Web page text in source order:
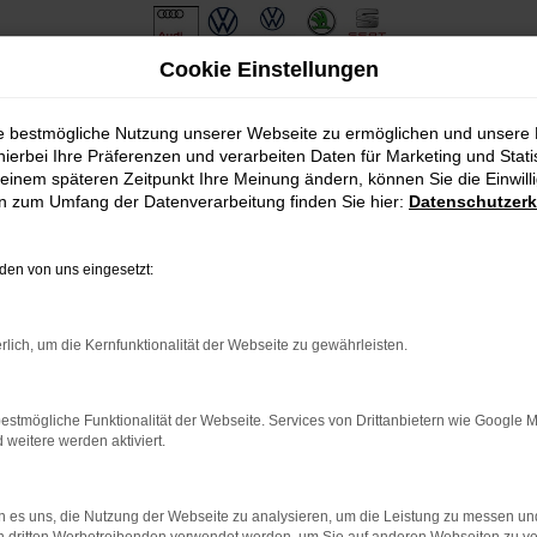
nach Beilngries
kaufen |
Arona
anderswo. Dem Hersteller ist mit der aktuellen Generation
und Umgebung ist der Seat Arona perfekt geeignet
Beim Automobilecenter Schmid erhalten Sie
Sie gern und bringen dabei unsere mehr als 40-jährige
Network Error
ist ein Fehler aufgetreten.
paar Tipps, die dir helfen können:
Cookie Einstellungen
bestmögliche Nutzung unserer Webseite zu ermöglichen und unsere
Ihre Präferenzen und verarbeiten Daten für Marketing und
späteren Zeitpunkt Ihre Meinung ändern, können Sie die
zum Umfang der Datenverarbeitung finden Sie hier:
von uns eingesetzt:
um die Kernfunktionalität der Webseite zu gewährleisten.
Funktionalität der Webseite. Services von Drittanbietern wie Google
weitere werden aktiviert.
es uns, die Nutzung der Webseite zu analysieren, um die Leistung zu messen